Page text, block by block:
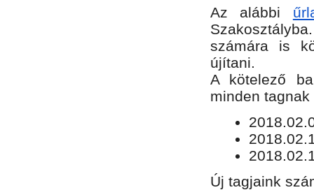
Az alábbi
számára is
újítani.
​A kötelező
minden
Új tagjaink